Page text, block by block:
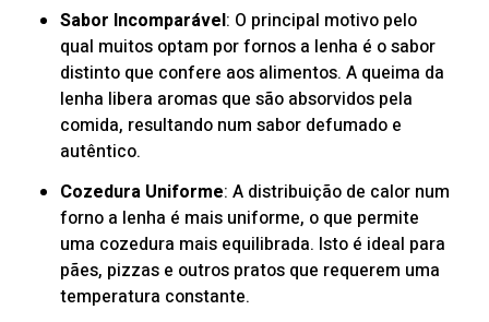
Sabor Incomparável: O principal motivo pelo
qual muitos optam por fornos a lenha é o sabor
distinto que confere aos alimentos. A queima da
lenha libera aromas que são absorvidos pela
comida, resultando num sabor defumado e
autêntico.
Cozedura Uniforme: A distribuição de calor num
forno a lenha é mais uniforme, o que permite
uma cozedura mais equilibrada. Isto é ideal para
pães, pizzas e outros pratos que requerem uma
temperatura constante.